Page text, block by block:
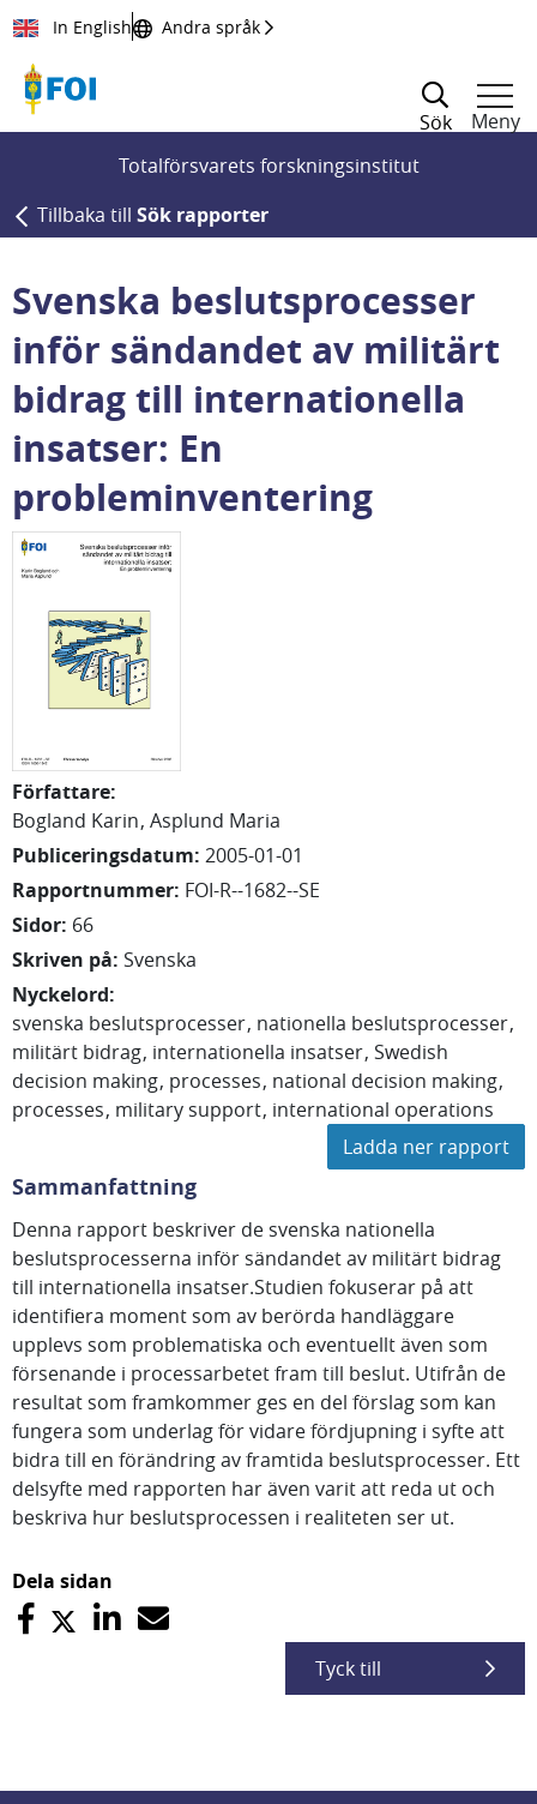
Till innehållet
In English Andra språk
Sök
Meny
Totalförsvarets forskningsinstitut
Tillbaka till Sök rapporter
Svenska beslutsprocesser
inför sändandet av militärt
bidrag till internationella
insatser: En
probleminventering
Författare:
Bogland Karin Asplund Maria
Publiceringsdatum: 2005-01-01
Rapportnummer: FOI-R--1682--SE
Sidor: 66
Skriven på: Svenska
Nyckelord:
svenska beslutsprocesser nationella beslutsprocesser
militärt bidrag internationella insatser Swedish
decision making processes national decision making
processes military support international operations
Ladda ner rapport
Sammanfattning
Denna rapport beskriver de svenska nationella
beslutsprocesserna inför sändandet av militärt bidrag
till internationella insatser.Studien fokuserar på att
identifiera moment som av berörda handläggare
upplevs som problematiska och eventuellt även som
försenande i processarbetet fram till beslut. Utifrån de
resultat som framkommer ges en del förslag som kan
fungera som underlag för vidare fördjupning i syfte att
bidra till en förändring av framtida beslutsprocesser. Ett
delsyfte med rapporten har även varit att reda ut och
beskriva hur beslutsprocessen i realiteten ser ut.
Dela sidan
Tyck till